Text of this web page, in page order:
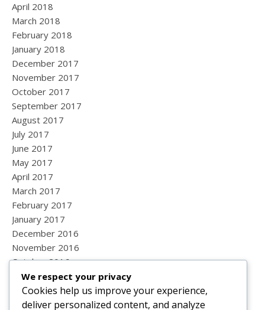
April 2018
March 2018
February 2018
January 2018
December 2017
November 2017
October 2017
September 2017
August 2017
July 2017
June 2017
May 2017
April 2017
March 2017
February 2017
January 2017
December 2016
November 2016
October 2016
September 2016
August 2016
July 2016
We respect your privacy
Cookies help us improve your experience,
deliver personalized content, and analyze